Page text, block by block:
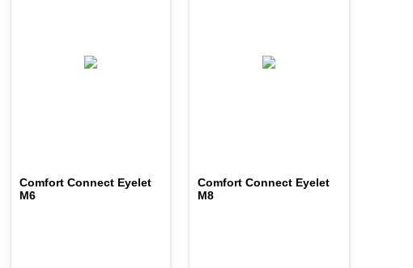
Comfort Connect Eyelet
M6
Comfort Connect Eyelet
M8